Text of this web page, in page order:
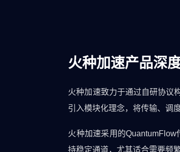
火种加速产品深
火种加速致力于通过自研协议
引入模块化理念，将传输、调
火种加速采用的
持稳定通道，尤其适合需要频